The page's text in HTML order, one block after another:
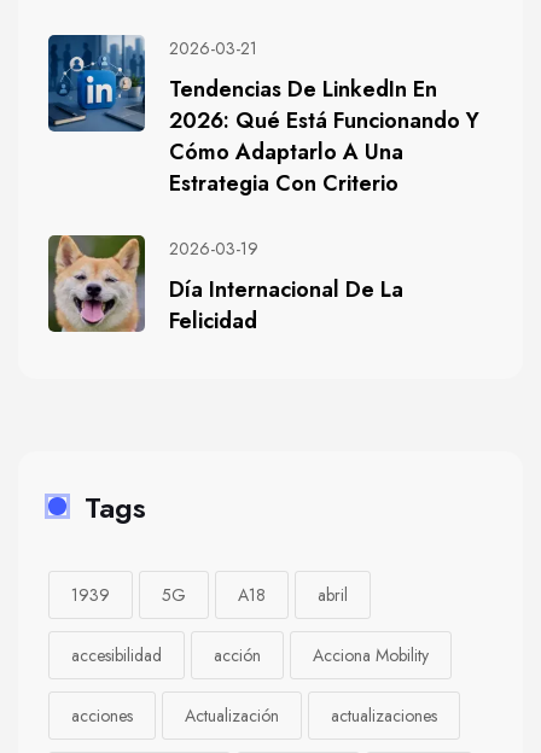
2026-03-21
Tendencias De LinkedIn En
2026: Qué Está Funcionando Y
Cómo Adaptarlo A Una
Estrategia Con Criterio
2026-03-19
Día Internacional De La
Felicidad
Tags
1939 5G A18 abril
accesibilidad acción Acciona Mobility
acciones Actualización actualizaciones